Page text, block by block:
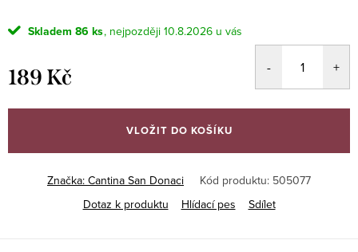
Skladem 86 ks 10.8.2026
189 Kč
cena:
VLOŽIT DO KOŠÍKU
Značka: Cantina San Donaci Kód produktu: 505077
Dotaz k produktu
Hlídací pes Sdílet